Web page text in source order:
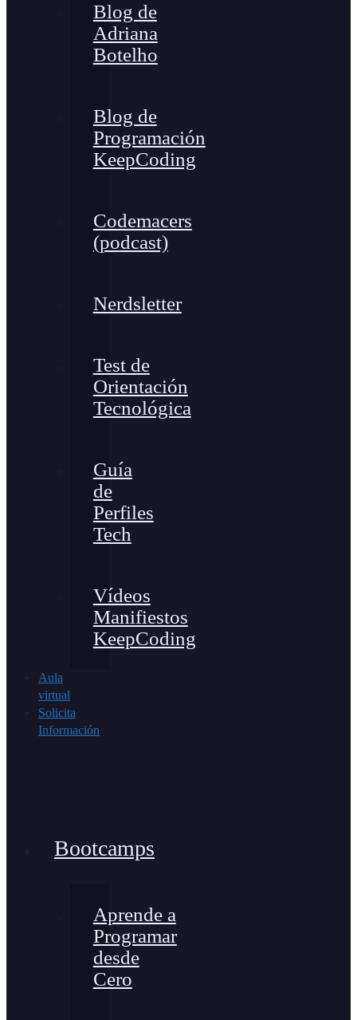
Blog de
Adriana
Botelho
Blog de
Programación
KeepCoding
Codemacers
(podcast)
Nerdsletter
Test de
Orientación
Tecnológica
Guía
de
Perfiles
Tech
Vídeos
Manifiestos
KeepCoding
Aula
virtual
Solicita
Información
Bootcamps
Aprende a
Programar
desde
Cero